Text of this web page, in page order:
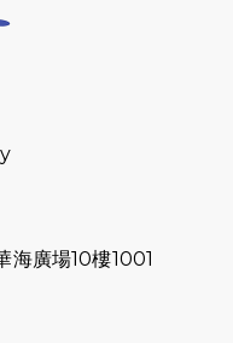
習 - 7月16日
里分享暨香港傷健共
】
練習 - 7月9日（19:00
海廣場10樓1001